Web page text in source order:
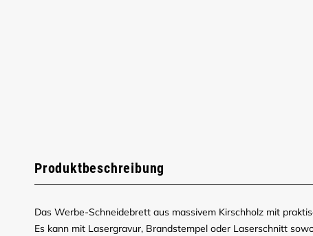
Produktbeschreibung
Das Werbe-Schneidebrett aus massivem Kirschholz mit
Es kann mit Lasergravur, Brandstempel oder Laserschnitt